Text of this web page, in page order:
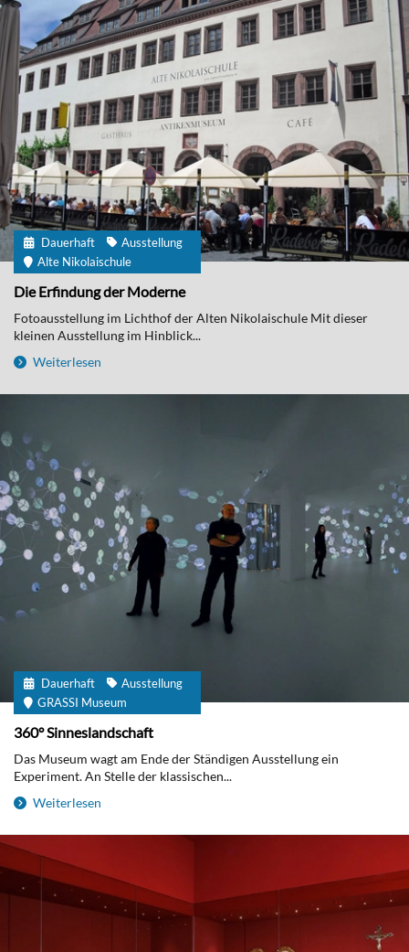
Dauerhaft
Ausstellung
Alte Nikolaischule
Die Erfindung der Moderne
Fotoausstellung im Lichthof der Alten Nikolaischule Mit dieser
kleinen Ausstellung im Hinblick...
Weiterlesen
Dauerhaft
Ausstellung
GRASSI Museum
360° Sinneslandschaft
Das Museum wagt am Ende der Ständigen Ausstellung ein
Experiment. An Stelle der klassischen...
Weiterlesen